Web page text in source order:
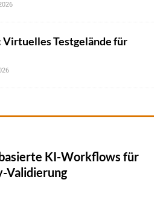
Virtuelles Testgelände für
KI-Workflows für
Validierung